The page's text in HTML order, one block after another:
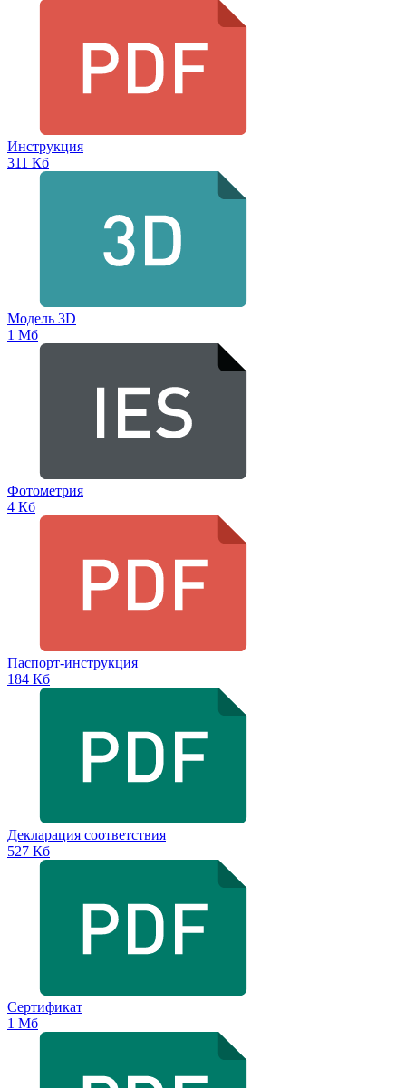
Инструкция
311 Кб
Модель 3D
1 Мб
Фотометрия
4 Кб
Паспорт-инструкция
184 Кб
Декларация соответствия
527 Кб
Сертификат
1 Мб